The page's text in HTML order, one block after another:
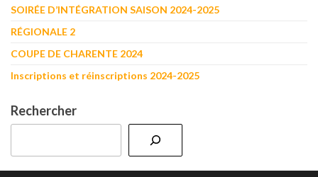
SOIRÉE D’INTÉGRATION SAISON 2024-2025
RÉGIONALE 2
COUPE DE CHARENTE 2024
Inscriptions et réinscriptions 2024-2025
Rechercher